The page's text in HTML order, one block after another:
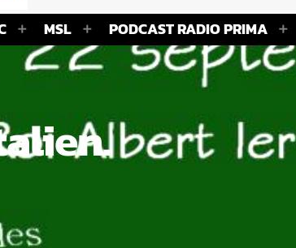
MSL PODCAST RADIO PRIMA